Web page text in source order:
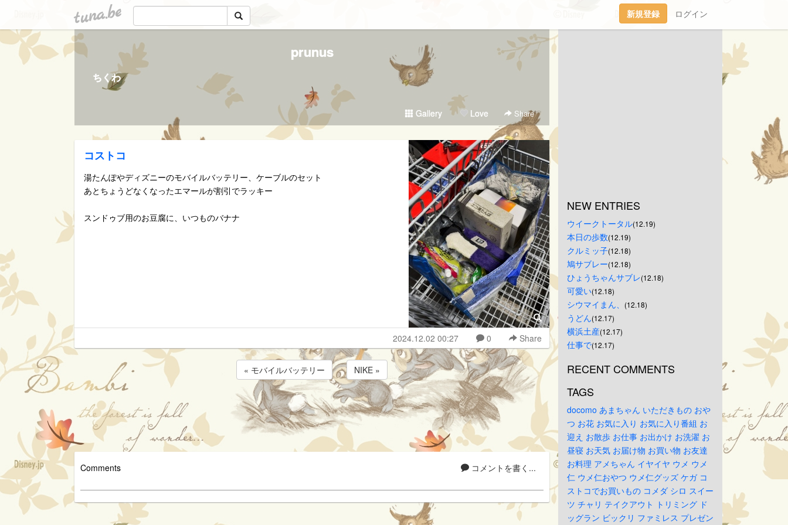
tuna.be 新規登録 ログイン
prunus
ちくわ
Gallery Love Share
コストコ
湯たんぽやディズニーのモバイルバッテリー、ケーブルのセット
あとちょうどなくなったエマールが割引でラッキー
スンドゥブ用のお豆腐に、いつものバナナ
2024.12.02 00:27 0 Share
« モバイルバッテリー NIKE »
コメントを書く...
Comments
NEW ENTRIES
ウイークトータル(12.19)
本日の歩数(12.19)
クルミッ子(12.18)
鳩サブレー(12.18)
ひょうちゃんサブレ(12.18)
可愛い(12.18)
シウマイまん、 (12.18)
うどん(12.17)
横浜土産(12.17)
仕事で(12.17)
RECENT COMMENTS
TAGS
docomo あまちゃん いただきもの おや
つ お花 お気に入り お気に入り番組 お
迎え お散歩 お仕事 お出かけ お洗濯 お
昼寝 お天気 お届け物 お買い物 お友達
お料理 アメちゃん イヤイヤ ウメ ウメ
仁 ウメ仁おやつ ウメ仁グッズ ケガ コ
ストコでお買いもの コメダ シロ スイー
ツ チャリ テイクアウト トリミング ド
ッグラン ビックリ ファミレス プレゼン